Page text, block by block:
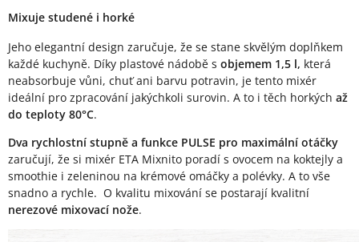
Mixuje studené i horké
Jeho elegantní design zaručuje, že se stane skvělým doplňkem
každé kuchyně. Díky plastové nádobě s objemem 1,5 l, která
neabsorbuje vůni, chuť ani barvu potravin, je tento mixér
ideální pro zpracování jakýchkoli surovin. A to i těch horkých až
do teploty 80°C.
Dva rychlostní stupně a funkce PULSE pro maximální otáčky
zaručují, že si mixér ETA Mixnito poradí s ovocem na koktejly a
smoothie i zeleninou na krémové omáčky a polévky. A to vše
snadno a rychle. O kvalitu mixování se postarají kvalitní
nerezové mixovací nože.